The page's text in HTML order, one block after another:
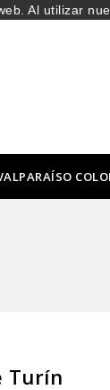
Turín
Al utilizar